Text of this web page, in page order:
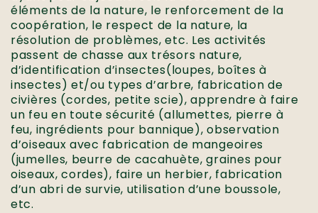
éléments de la nature, le renforcement de la
coopération, le respect de la nature, la
résolution de problèmes, etc. Les activités
passent de chasse aux trésors nature,
d’identification d’insectes(loupes, boîtes à
insectes) et/ou types d’arbre, fabrication de
civières (cordes, petite scie), apprendre à faire
un feu en toute sécurité (allumettes, pierre à
feu, ingrédients pour bannique), observation
d’oiseaux avec fabrication de mangeoires
(jumelles, beurre de cacahuète, graines pour
oiseaux, cordes), faire un herbier, fabrication
d’un abri de survie, utilisation d’une boussole,
etc.